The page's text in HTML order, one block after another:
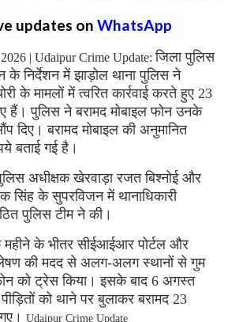
updates on WhatsApp
| Udaipur Crime Update:जिला पुलिस
के निर्देशन में झाड़ोल थाना पुलिस ने
के मामलों में त्वरित कार्रवाई करते हुए 23
हैं। पुलिस ने बरामद मोबाइल फोन उनके
दिए। बरामद मोबाइल की अनुमानित
बताई गई है।
अधीक्षक खेरवाड़ा रजत बिश्नोई और
सिंह के सुपरविजन में थानाधिकारी
पुलिस टीम ने की।
के भीतर सीईआईआर पोर्टल और
की मदद से अलग-अलग स्थानों से गुम
को ट्रेस किया। इसके बाद 6 अगस्त
को थाने पर बुलाकर बरामद 23
Udaipur Crime Update